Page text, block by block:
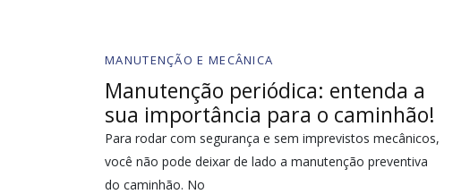
MANUTENÇÃO E MECÂNICA
Manutenção periódica: entenda a
sua importância para o caminhão!
Para rodar com segurança e sem imprevistos mecânicos,
você não pode deixar de lado a manutenção preventiva
do caminhão. No